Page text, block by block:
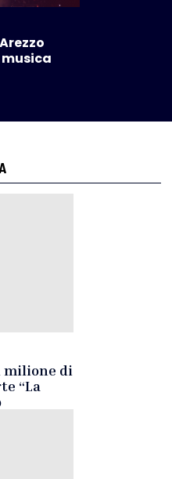
milione di
“La